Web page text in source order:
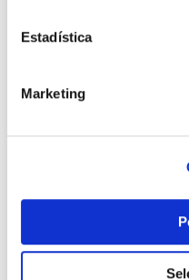
Estadística
Marketing
Recogehojas de